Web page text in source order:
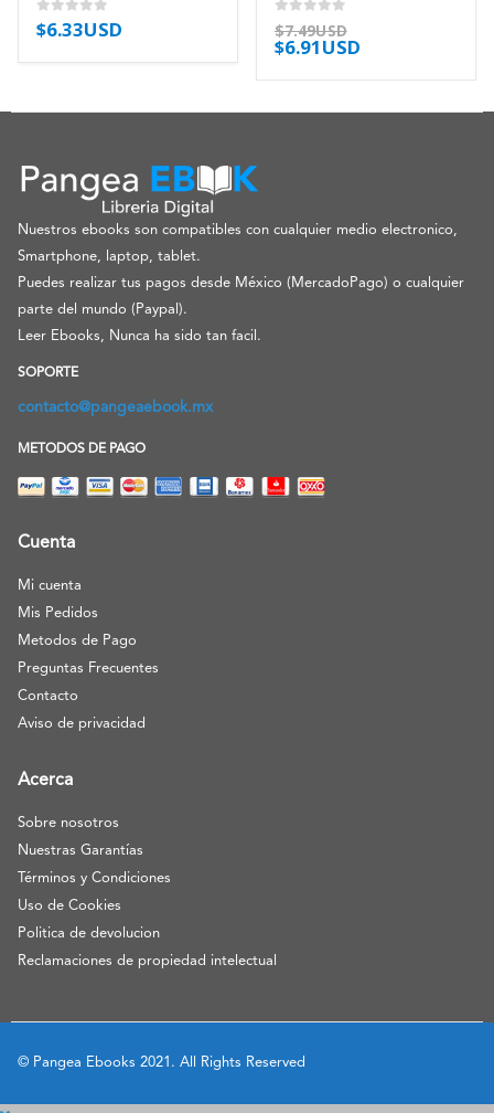
0out of 5
$6.33USD 0out of 5
$7.49USD
$6.91USD
Nuestros ebooks son compatibles con cualquier medio electronico,
Smartphone, laptop, tablet.
Puedes realizar tus pagos desde México (MercadoPago) o cualquier
parte del mundo (Paypal).
Leer Ebooks, Nunca ha sido tan facil.
SOPORTE
contacto@pangeaebook.mx
METODOS DE PAGO
Cuenta
Mi cuenta
Mis Pedidos
Metodos de Pago
Preguntas Frecuentes
Contacto
Aviso de privacidad
Acerca
Sobre nosotros
Nuestras Garantías
Términos y Condiciones
Uso de Cookies
Politica de devolucion
Reclamaciones de propiedad intelectual
© Pangea Ebooks 2021. All Rights Reserved